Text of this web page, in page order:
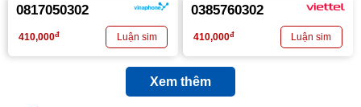
0817050302
410,000đ
0385760302
410,000đ
Xem thêm